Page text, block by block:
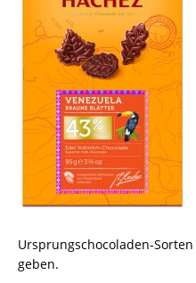
Ursprungschocoladen-
geben.